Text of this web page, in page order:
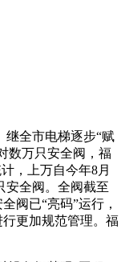
继全市电梯逐步“赋
数万只安全阀，福
，上万自今年8月
安全阀。全阀截至
阀已“亮码”运行，
行更加规范管理。福